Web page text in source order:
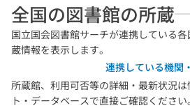
全国の図書館の所蔵
国立国会図書館サーチが連携している
蔵情報を表示します。
連携している機関
所蔵館、利用可否等の詳細・最新状況
ト・データベースで直接ご確認くださ